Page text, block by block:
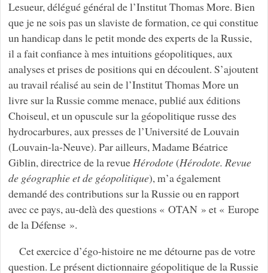
Lesueur, délégué général de l’Institut Thomas More. Bien
que je ne sois pas un slaviste de formation, ce qui constitue
un handicap dans le petit monde des experts de la Russie,
il a fait confiance à mes intuitions géopolitiques, aux
analyses et prises de positions qui en découlent. S’ajoutent
au travail réalisé au sein de l’Institut Thomas More un
livre sur la Russie comme menace, publié aux éditions
Choiseul, et un opuscule sur la géopolitique russe des
hydrocarbures, aux presses de l’Université de Louvain
(Louvain-la-Neuve). Par ailleurs, Madame Béatrice
Giblin, directrice de la revueHérodote(Hérodote. Revue
de géographie et de géopolitique), m’a également
demandé des contributions sur la Russie ou en rapport
avec ce pays, au-delà des questions « OTAN » et « Europe
de la Défense ».
Cet exercice d’égo-histoire ne me détourne pas de votre
question. Le présent dictionnaire géopolitique de la Russie